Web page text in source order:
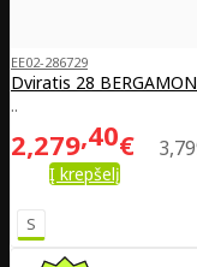
EE02-286729
Dviratis 28
..
2,279 40€
Į krepšelį
S